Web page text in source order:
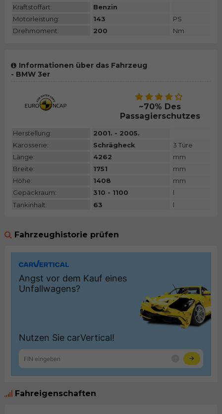
Kraftstoffart:
Benzin
Motorleistung:
143
PS
Drehmoment:
200 Nm
Informationen über das Fahrzeug
- BMW 3er
~70% Des
Passagierschutzes
Herstellung:
2001. - 2005.
Karosserie:
Schrägheck
3 Türe
Länge:
4262
mm
Breite:
1751
mm
Höhe:
1408
mm
Gepäckraum:
310 - 1100
l
Tankinhalt:
63 l
Fahrzeughistorie prüfen
Fahreigenschaften